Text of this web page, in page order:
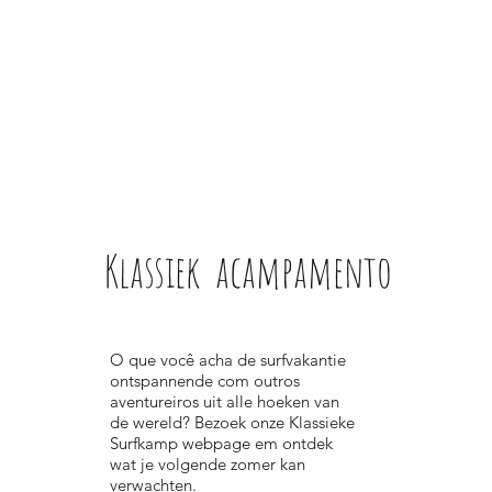
Klassiek acampamento
O que você acha de surfvakantie
ontspannende com outros
aventureiros uit alle hoeken van
de wereld? Bezoek onze Klassieke
Surfkamp webpage em ontdek
wat je volgende zomer kan
verwachten.